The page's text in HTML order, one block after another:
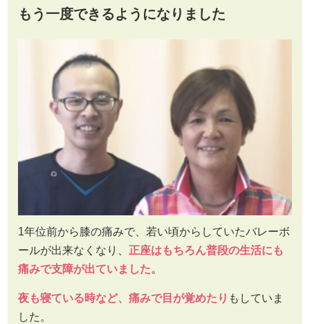
もう一度できるようになりました
1年位前から膝の痛みで、若い頃からしていたバレーボ
ールが出来なくなり、 正座はもちろん普段の生活にも
痛みで支障が出ていました。
夜も寝ている時など、痛みで目が覚めたり もしていま
した。